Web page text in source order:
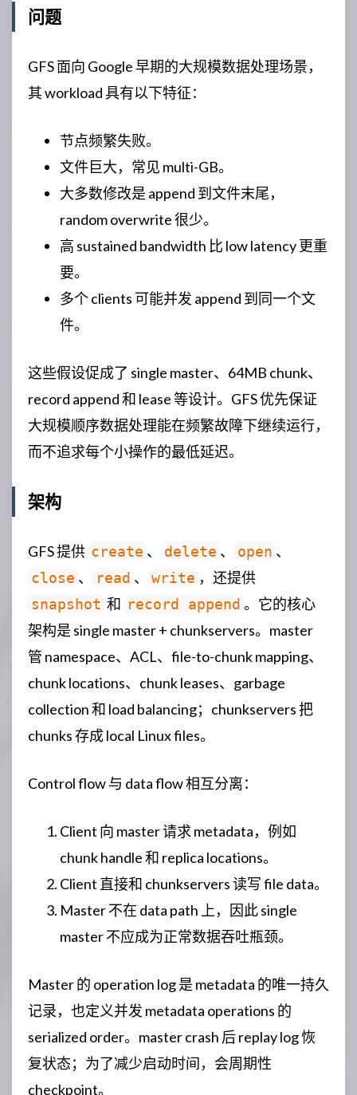
问题
GFS 面向 Google 早期的大规模数据处理场景，
其 workload 具有以下特征：
节点频繁失败。
文件巨大，常见 multi-GB。
大多数修改是 append 到文件末尾，
random overwrite 很少。
高 sustained bandwidth 比 low latency 更重
要。
多个 clients 可能并发 append 到同一个文
件。
这些假设促成了 single master、64MB chunk、
record append 和 lease 等设计。GFS 优先保证
大规模顺序数据处理能在频繁故障下继续运行，
而不追求每个小操作的最低延迟。
架构
GFS 提供 create 、 delete 、 open 、
close 、 read 、 write ，还提供
snapshot 和 record append 。它的核心
架构是 single master + chunkservers。master
管 namespace、ACL、file-to-chunk mapping、
chunk locations、chunk leases、garbage
collection 和 load balancing；chunkservers 把
chunks 存成 local Linux files。
Control flow 与 data flow 相互分离：
Client 向 master 请求 metadata，例如
chunk handle 和 replica locations。
Client 直接和 chunkservers 读写 file data。
Master 不在 data path 上，因此 single
master 不应成为正常数据吞吐瓶颈。
Master 的 operation log 是 metadata 的唯一持久
记录，也定义并发 metadata operations 的
serialized order。master crash 后 replay log 恢
复状态；为了减少启动时间，会周期性
checkpoint。